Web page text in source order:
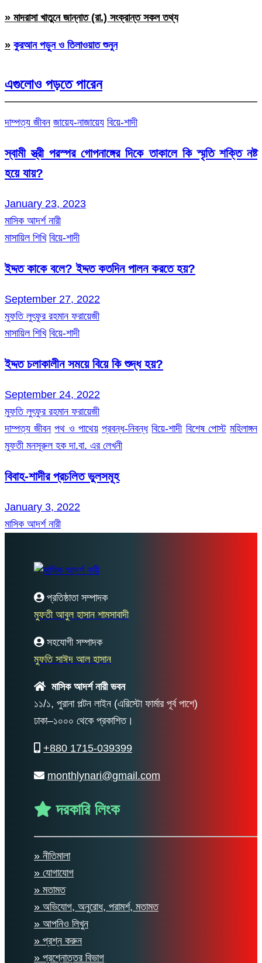
» মাদরাসা খাতুনে জান্নাত (রা.) সংক্রান্ত সকল তথ্য
» কুরআন পড়ুন ও তিলাওয়াত শুনুন
এগুলোও পড়তে পারেন
দাম্পত্য জীবন জায়েয-নাজায়েয বিয়ে-শাদী
স্বামী স্ত্রী পরস্পর গোপনাঙ্গের দিকে তাকালে কি স্মৃতি শক্তি নষ্ট
হয়ে যায়?
January 23, 2023
মাসিক আদর্শ নারী
মাসায়িল শিখি বিয়ে-শাদী
ইদ্দত কাকে বলে? ইদ্দত কতদিন পালন করতে হয়?
September 27, 2022
মুফতি লুৎফুর রহমান ফরায়েজী
মাসায়িল শিখি বিয়ে-শাদী
ইদ্দত চলাকালীন সময়ে বিয়ে কি শুদ্ধ হয়?
September 24, 2022
মুফতি লুৎফুর রহমান ফরায়েজী
দাম্পত্য জীবন পথ ও পাথেয় প্রবন্ধ-নিবন্ধ বিয়ে-শাদী বিশেষ পোস্ট মহিলাঙ্গন
মুফতী মনসূরুল হক দা.বা. এর লেখনী
বিবাহ-শাদীর প্রচলিত ভুলসমূহ
January 3, 2022
মাসিক আদর্শ নারী
প্রতিষ্ঠাতা সম্পাদক
মুফতী আবুল হাসান শামসাবাদী
সহযোগী সম্পাদক
মুফতি সাঈদ আল হাসান
মাসিক আদর্শ নারী ভবন
১১/১, পুরানা পল্টন লাইন (এরিস্টো ফার্মার পূর্ব পাশে)
ঢাকা–১০০০ থেকে প্রকাশিত।
+880 1715-039399
monthlynari@gmail.com
দরকারি লিংক
» নীতিমালা
» যোগাযোগ
» মতামত
» অভিযোগ, অনুরোধ, পরামর্শ, মতামত
» আপনিও লিখুন
» প্রশ্ন করুন
» প্রশ্নোত্তর বিভাগ